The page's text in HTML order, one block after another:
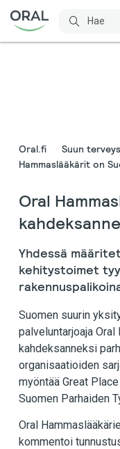
Oral.fi Suun terveys
Hammaslääkärit on
Oral
Yhdessä
kehitystoimet
Suomen suurin
palveluntarjoaja
kahdeksanneksi
organisaatioiden
myöntää Great
Suomen Parhaiden
Oral
kommentoi